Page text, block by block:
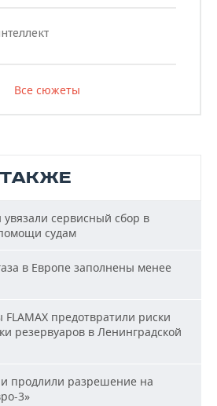
Все сюжеты
сервисный сбор в
судам
в Европе заполнены менее
предотвратили риски
резервуаров в Ленинградской
продлили разрешение на
3»